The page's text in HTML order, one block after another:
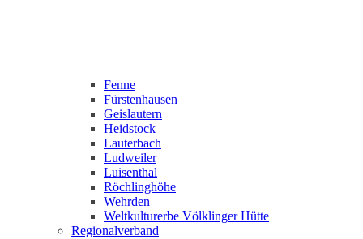
Fenne
Fürstenhausen
Geislautern
Heidstock
Lauterbach
Ludweiler
Luisenthal
Röchlinghöhe
Wehrden
Weltkulturerbe Völklinger Hütte
Regionalverband